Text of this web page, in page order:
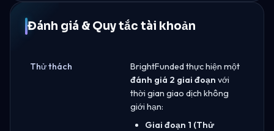
Đánh giá & Quy tắc tài khoản
Thử thách
BrightFunded thực hiện một
đánh giá 2 giai đoạn với
thời gian giao dịch không
giới hạn:
Giai đoạn 1 (Thử